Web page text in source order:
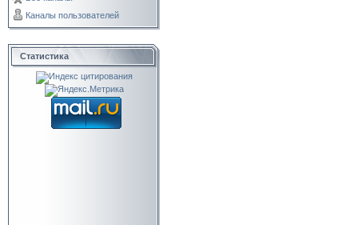
Каналы пользователей
Статистика